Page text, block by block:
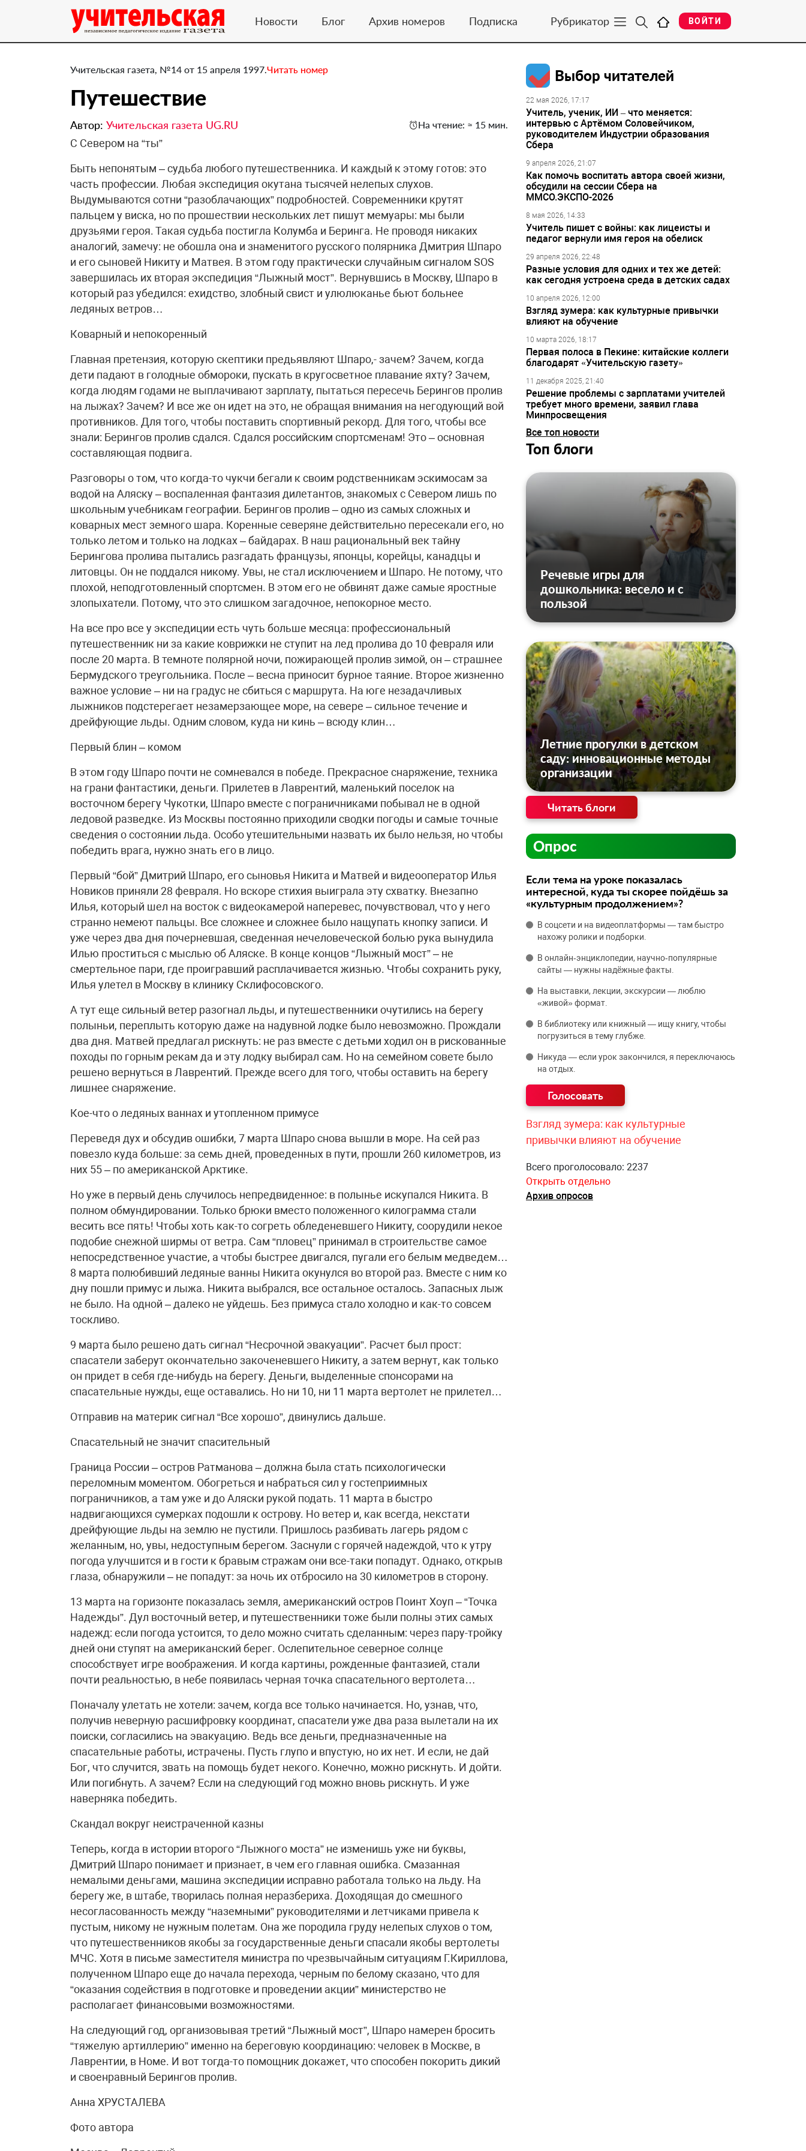
Новости Блог Архив номеров Подписка Рубрикатор ВОЙТИ
Учительская газета, №14 от 15 апреля 1997.Читать номер
Путешествие
Автор: Учительская газета UG.RU На чтение: ≈ 15 мин.
С Севером на “ты”
Быть непонятым – судьба любого путешественника. И каждый к этому готов: это
часть профессии. Любая экспедиция окутана тысячей нелепых слухов.
Выдумываются сотни “разоблачающих” подробностей. Современники крутят
пальцем у виска, но по прошествии нескольких лет пишут мемуары: мы были
друзьями героя. Такая судьба постигла Колумба и Беринга. Не проводя никаких
аналогий, замечу: не обошла она и знаменитого русского полярника Дмитрия Шпаро
и его сыновей Никиту и Матвея. В этом году практически случайным сигналом SOS
завершилась их вторая экспедиция “Лыжный мост”. Вернувшись в Москву, Шпаро в
который раз убедился: ехидство, злобный свист и улюлюканье бьют больнее
ледяных ветров…
Коварный и непокоренный
Главная претензия, которую скептики предьявляют Шпаро,- зачем? Зачем, когда
дети падают в голодные обмороки, пускать в кругосветное плавание яхту? Зачем,
когда людям годами не выплачивают зарплату, пытаться пересечь Берингов пролив
на лыжах? Зачем? И все же он идет на это, не обращая внимания на негодующий вой
противников. Для того, чтобы поставить спортивный рекорд. Для того, чтобы все
знали: Берингов пролив сдался. Сдался российским спортсменам! Это – основная
составляющая подвига.
Разговоры о том, что когда-то чукчи бегали к своим родственникам эскимосам за
водой на Аляску – воспаленная фантазия дилетантов, знакомых с Севером лишь по
школьным учебникам географии. Берингов пролив – одно из самых сложных и
коварных мест земного шара. Коренные северяне действительно пересекали его, но
только летом и только на лодках – байдарах. В наш рациональный век тайну
Берингова пролива пытались разгадать французы, японцы, корейцы, канадцы и
литовцы. Он не поддался никому. Увы, не стал исключением и Шпаро. Не потому, что
плохой, неподготовленный спортсмен. В этом его не обвинят даже самые яростные
злопыхатели. Потому, что это слишком загадочное, непокорное место.
На все про все у экспедиции есть чуть больше месяца: профессиональный
путешественник ни за какие коврижки не ступит на лед пролива до 10 февраля или
после 20 марта. В темноте полярной ночи, пожирающей пролив зимой, он – страшнее
Бермудского треугольника. После – весна приносит бурное таяние. Второе жизненно
важное условие – ни на градус не сбиться с маршрута. На юге незадачливых
лыжников подстерегает незамерзающее море, на севере – сильное течение и
дрейфующие льды. Одним словом, куда ни кинь – всюду клин…
Первый блин – комом
В этом году Шпаро почти не сомневался в победе. Прекрасное снаряжение, техника
на грани фантастики, деньги. Прилетев в Лаврентий, маленький поселок на
восточном берегу Чукотки, Шпаро вместе с пограничниками побывал не в одной
ледовой разведке. Из Москвы постоянно приходили сводки погоды и самые точные
сведения о состоянии льда. Особо утешительными назвать их было нельзя, но чтобы
победить врага, нужно знать его в лицо.
Первый “бой” Дмитрий Шпаро, его сыновья Никита и Матвей и видеооператор Илья
Новиков приняли 28 февраля. Но вскоре стихия выиграла эту схватку. Внезапно
Илья, который шел на восток с видеокамерой наперевес, почувствовал, что у него
странно немеют пальцы. Все сложнее и сложнее было нащупать кнопку записи. И
уже через два дня почерневшая, сведенная нечеловеческой болью рука вынудила
Илью проститься с мыслью об Аляске. В конце концов “Лыжный мост” – не
смертельное пари, где проигравший расплачивается жизнью. Чтобы сохранить руку,
Илья улетел в Москву в клинику Склифосовского.
А тут еще сильный ветер разогнал льды, и путешественники очутились на берегу
полыньи, переплыть которую даже на надувной лодке было невозможно. Прождали
два дня. Матвей предлагал рискнуть: не раз вместе с детьми ходил он в рискованные
походы по горным рекам да и эту лодку выбирал сам. Но на семейном совете было
решено вернуться в Лаврентий. Прежде всего для того, чтобы оставить на берегу
лишнее снаряжение.
Кое-что о ледяных ваннах и утопленном примусе
Переведя дух и обсудив ошибки, 7 марта Шпаро снова вышли в море. На сей раз
повезло куда больше: за семь дней, проведенных в пути, прошли 260 километров, из
них 55 – по американской Арктике.
Но уже в первый день случилось непредвиденное: в полынье искупался Никита. В
полном обмундировании. Только брюки вместо положенного килограмма стали
весить все пять! Чтобы хоть как-то согреть обледеневшего Никиту, соорудили некое
подобие снежной ширмы от ветра. Сам “пловец” принимал в строительстве самое
непосредственное участие, а чтобы быстрее двигался, пугали его белым медведем…
8 марта полюбивший ледяные ванны Никита окунулся во второй раз. Вместе с ним ко
дну пошли примус и лыжа. Никита выбрался, все остальное осталось. Запасных лыж
не было. На одной – далеко не уйдешь. Без примуса стало холодно и как-то совсем
тоскливо.
9 марта было решено дать сигнал “Несрочной эвакуации”. Расчет был прост:
спасатели заберут окончательно закоченевшего Никиту, а затем вернут, как только
он придет в себя где-нибудь на берегу. Деньги, выделенные спонсорами на
спасательные нужды, еще оставались. Но ни 10, ни 11 марта вертолет не прилетел…
Отправив на материк сигнал “Все хорошо”, двинулись дальше.
Спасательный не значит спасительный
Граница России – остров Ратманова – должна была стать психологически
переломным моментом. Обогреться и набраться сил у гостеприимных
пограничников, а там уже и до Аляски рукой подать. 11 марта в быстро
надвигающихся сумерках подошли к острову. Но ветер и, как всегда, некстати
дрейфующие льды на землю не пустили. Пришлось разбивать лагерь рядом с
желанным, но, увы, недоступным берегом. Заснули с горячей надеждой, что к утру
погода улучшится и в гости к бравым стражам они все-таки попадут. Однако, открыв
глаза, обнаружили – не попадут: за ночь их отбросило на 30 километров в сторону.
13 марта на горизонте показалась земля, американский остров Поинт Хоуп – “Точка
Надежды”. Дул восточный ветер, и путешественники тоже были полны этих самых
надежд: если погода устоится, то дело можно считать сделанным: через пару-тройку
дней они ступят на американский берег. Ослепительное северное солнце
способствует игре воображения. И когда картины, рожденные фантазией, стали
почти реальностью, в небе появилась черная точка спасательного вертолета…
Поначалу улетать не хотели: зачем, когда все только начинается. Но, узнав, что,
получив неверную расшифровку координат, спасатели уже два раза вылетали на их
поиски, согласились на эвакуацию. Ведь все деньги, предназначенные на
спасательные работы, истрачены. Пусть глупо и впустую, но их нет. И если, не дай
Бог, что случится, звать на помощь будет некого. Конечно, можно рискнуть. И дойти.
Или погибнуть. А зачем? Если на следующий год можно вновь рискнуть. И уже
наверняка победить.
Скандал вокруг неистраченной казны
Теперь, когда в истории второго “Лыжного моста” не изменишь уже ни буквы,
Дмитрий Шпаро понимает и признает, в чем его главная ошибка. Смазанная
немалыми деньгами, машина экспедиции исправно работала только на льду. На
берегу же, в штабе, творилась полная неразбериха. Доходящая до смешного
несогласованность между “наземными” руководителями и летчиками привела к
пустым, никому не нужным полетам. Она же породила груду нелепых слухов о том,
что путешественников якобы за государственные деньги спасали якобы вертолеты
МЧС. Хотя в письме заместителя министра по чрезвычайным ситуациям Г.Кириллова,
полученном Шпаро еще до начала перехода, черным по белому сказано, что для
“оказания содействия в подготовке и проведении акции” министерство не
располагает финансовыми возможностями.
На следующий год, организовывая третий “Лыжный мост”, Шпаро намерен бросить
“тяжелую артиллерию” именно на береговую координацию: человек в Москве, в
Лаврентии, в Номе. И вот тогда-то помощник докажет, что способен покорить дикий
и своенравный Берингов пролив.
Анна ХРУСТАЛЕВА
Фото автора
Выбор читателей
22 мая 2026, 17:17
Учитель, ученик, ИИ – что меняется:
интервью с Артёмом Соловейчиком,
руководителем Индустрии образования
Сбера
9 апреля 2026, 21:07
Как помочь воспитать автора своей жизни,
обсудили на сессии Сбера на
ММСО.ЭКСПО-2026
8 мая 2026, 14:33
Учитель пишет с войны: как лицеисты и
педагог вернули имя героя на обелиск
29 апреля 2026, 22:48
Разные условия для одних и тех же детей:
как сегодня устроена среда в детских садах
10 апреля 2026, 12:00
Взгляд зумера: как культурные привычки
влияют на обучение
10 марта 2026, 18:17
Первая полоса в Пекине: китайские коллеги
благодарят «Учительскую газету»
11 декабря 2025, 21:40
Решение проблемы с зарплатами учителей
требует много времени, заявил глава
Минпросвещения
Все топ новости
Топ блоги
Речевые игры для
дошкольника: весело и с
пользой
Летние прогулки в детском
саду: инновационные методы
организации
Читать блоги
Опрос
Если тема на уроке показалась
интересной, куда ты скорее пойдёшь за
«культурным продолжением»?
В соцсети и на видеоплатформы — там быстро
нахожу ролики и подборки.
В онлайн‑энциклопедии, научно‑популярные
сайты — нужны надёжные факты.
На выставки, лекции, экскурсии — люблю
«живой» формат.
В библиотеку или книжный — ищу книгу, чтобы
погрузиться в тему глубже.
Никуда — если урок закончился, я переключаюсь
на отдых.
Взгляд зумера: как культурные
привычки влияют на обучение
Всего проголосовало: 2237
Открыть отдельно
Архив опросов